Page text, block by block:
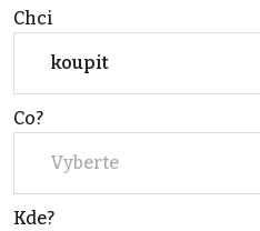
Chci
koupit
Co?
Vyberte
Kde?